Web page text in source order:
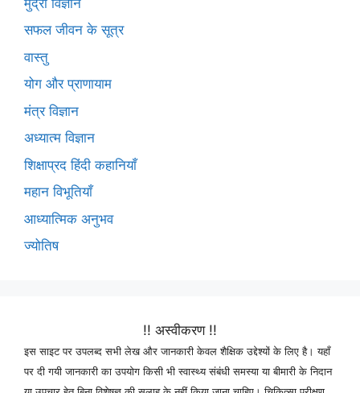
सफल जीवन के सूत्र
वास्तु
योग और प्राणायाम
मंत्र विज्ञान
अध्यात्म विज्ञान
शिक्षाप्रद हिंदी कहानियाँ
महान विभूतियाँ
आध्यात्मिक अनुभव
ज्योतिष
!! अस्वीकरण !!
इस साइट पर उपलब्द सभी लेख और जानकारी केवल शैक्षिक उद्देश्यों के लिए है। यहाँ
पर दी गयी जानकारी का उपयोग किसी भी स्वास्थ्य संबंधी समस्या या बीमारी के निदान